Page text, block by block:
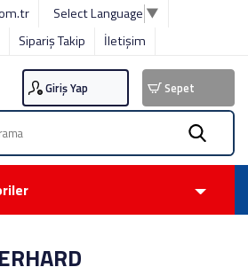
Select Language ▼
Sipariş Takip İletişim
Giriş Yap Sepet